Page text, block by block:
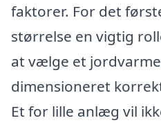
faktorer. For det
størrelse en vigtig
at vælge et
dimensioneret
Et for lille anlæg vil